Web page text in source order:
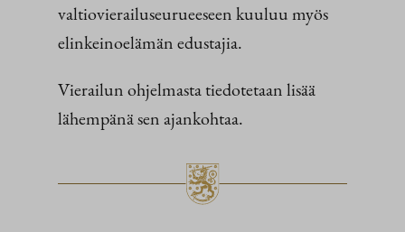
valtiovierailuseurueeseen kuuluu myös
elinkeinoelämän edustajia.
Vierailun ohjelmasta tiedotetaan lisää
lähempänä sen ajankohtaa.